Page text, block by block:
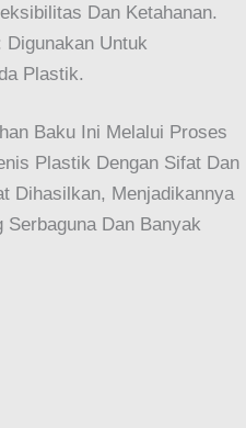
Dan Ketahanan.
Digunakan Untuk
Plastik.
Baku Ini Melalui Proses
Plastik Dengan Sifat Dan
Dihasilkan, Menjadikannya
Serbaguna Dan Banyak